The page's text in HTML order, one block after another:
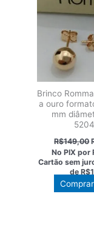
Brinco
a ouro
mm
R$149,00
No PIX por
Cartão sem
de